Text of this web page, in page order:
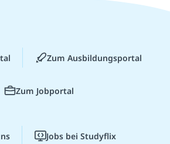
Zum Ausbildungsportal
Zum Jobportal
Jobs bei Studyflix